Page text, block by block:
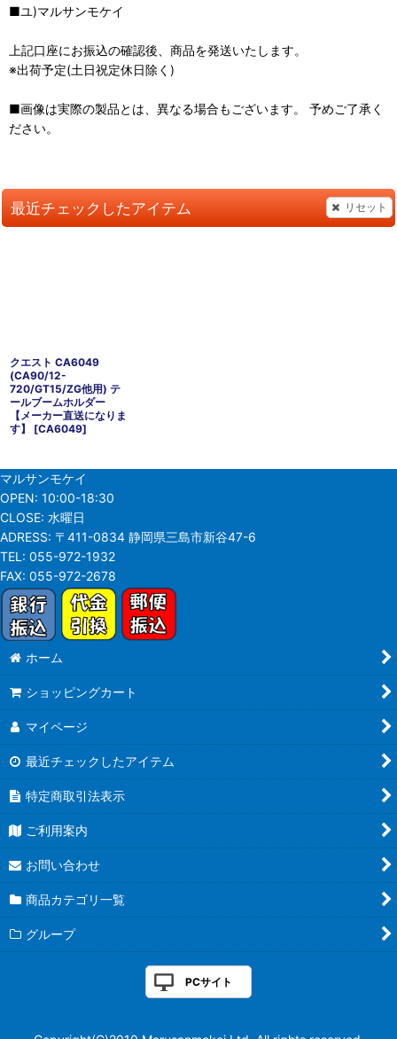
■ユ)マルサンモケイ
上記口座にお振込の確認後、商品を発送いたします。
※出荷予定(土日祝定休日除く)
■画像は実際の製品とは、異なる場合もございます。 予めご了承く
ださい。
最近チェックしたアイテム リセット
クエスト CA6049
(CA90/12-
720/GT15/ZG他用) テ
ールブームホルダー
【メーカー直送になりま
す】 [CA6049]
マルサンモケイ
OPEN: 10:00-18:30
CLOSE: 水曜日
ADRESS: 〒411-0834 静岡県三島市新谷47-6
TEL: 055-972-1932
FAX: 055-972-2678
ホーム
ショッピングカート
マイページ
最近チェックしたアイテム
特定商取引法表示
ご利用案内
お問い合わせ
商品カテゴリ一覧
グループ
PCサイト